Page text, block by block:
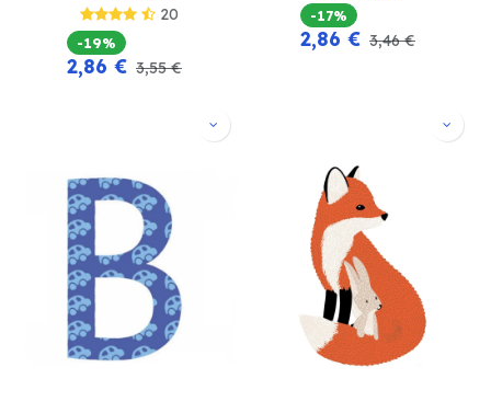
20
-19%
2,86 € 3,55€
-17%
2,86 € 3,46€